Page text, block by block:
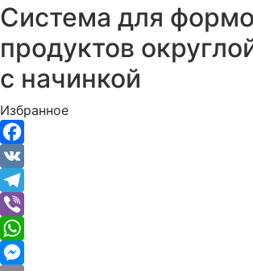
Система для
продуктов
с начинкой
Избранное
Facebook
VK
Telegram
Viber
WhatsApp